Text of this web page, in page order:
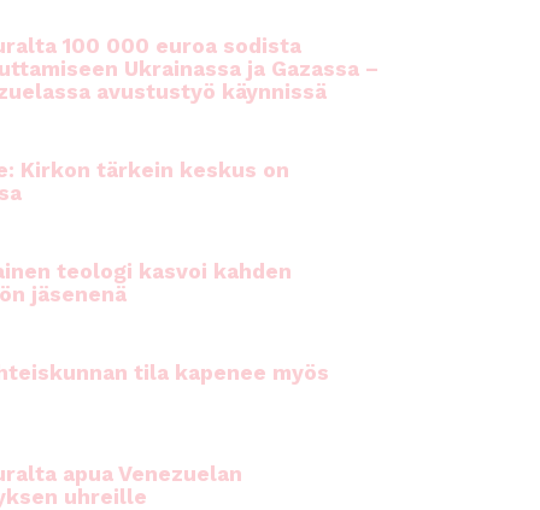
100 000 euroa sodista
Ukrainassa ja Gazassa –
avustustyö käynnissä
Kirkon tärkein keskus on
teologi kasvoi kahden
jäsenenä
tila kapenee myös
apua Venezuelan
uhreille